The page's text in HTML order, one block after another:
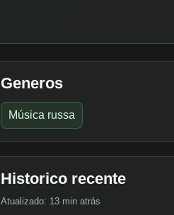
Generos
Música russa